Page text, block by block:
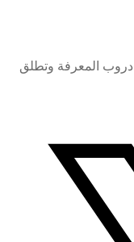
دروب المعرفة وتطلق